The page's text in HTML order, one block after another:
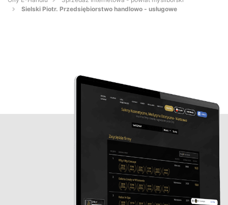
Sielski Piotr. Przedsiębiorstwo handlowo - usługowe